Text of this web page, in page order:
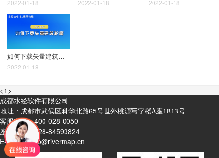
2022-01-18 2022-01-18 2022-01-18
如何下载矢量建筑轮廓
2022-01-18
<1 >
成都水经软件有限公司
地址：成都市武侯区科华北路65号世外桃源写字楼A座1813号
客服电话：400-028-0050
座机电话：
028-84593824
E-MAIL：info@rivermap.cn